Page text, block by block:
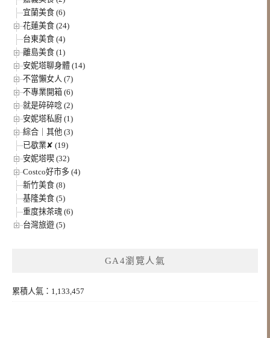
宜蘭美食 (6)
花蓮美食 (24)
台東美食 (4)
離島美食 (1)
安妮塔聊身體 (14)
不當懶女人 (7)
不專業開箱 (6)
就是碎碎唸 (2)
安妮塔私廚 (1)
綜合｜其他 (3)
已歇業✘ (19)
安妮塔喫 (32)
Costco好市多 (4)
新竹美食 (8)
基隆美食 (5)
重度抹茶魂 (6)
台灣旅遊 (5)
GA4瀏覽人氣
累積人氣：1,133,457